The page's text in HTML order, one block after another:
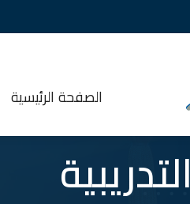
الصفحة الرئيسية